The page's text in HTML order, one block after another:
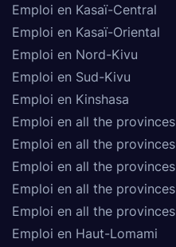
Emploi en Kasaï-Central
Emploi en Kasaï-Oriental
Emploi en Nord-Kivu
Emploi en Sud-Kivu
Emploi en Kinshasa
Emploi en all the provinces
Emploi en all the provinces
Emploi en all the provinces
Emploi en all the provinces
Emploi en all the provinces
Emploi en Haut-Lomami